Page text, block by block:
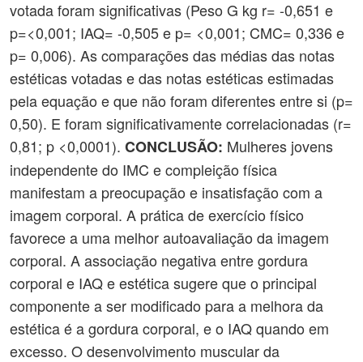
votada foram significativas (Peso G kg r= -0,651 e
p=<0,001; IAQ= -0,505 e p= <0,001; CMC= 0,336 e
p= 0,006). As comparações das médias das notas
estéticas votadas e das notas estéticas estimadas
pela equação e que não foram diferentes entre si (p=
0,50). E foram significativamente correlacionadas (r=
0,81; p <0,0001). CONCLUSÃO: Mulheres jovens
independente do IMC e compleição física
manifestam a preocupação e insatisfação com a
imagem corporal. A prática de exercício físico
favorece a uma melhor autoavaliação da imagem
corporal. A associação negativa entre gordura
corporal e IAQ e estética sugere que o principal
componente a ser modificado para a melhora da
estética é a gordura corporal, e o IAQ quando em
excesso. O desenvolvimento muscular da